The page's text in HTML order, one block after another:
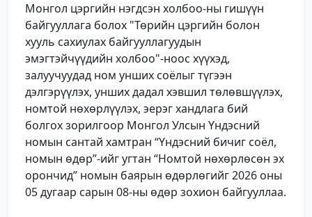
Монгол цэргийн нэгдсэн холбоо-ны гишүүн
байгууллага болох "Төрийн цэргийн болон
хууль сахиулах байгууллагуудын
эмэгтэйчүүдийн холбоо"-ноос хүүхэд,
залуучуудад ном унших соёлыг түгээн
дэлгэрүүлэх, унших дадал хэвшил төлөвшүүлэх,
номтой нөхөрлүүлэх, эерэг хандлага бий
болгох зорилгоор Монгол Улсын Үндэсний
номын сантай хамтран “Үндэсний бичиг соёл,
номын өдөр”-ийг угтан “Номтой нөхөрлөсөн эх
орончид” номын баярын өдөрлөгийг 2026 оны
05 дугаар сарын 08-ны өдөр зохион байгууллаа.